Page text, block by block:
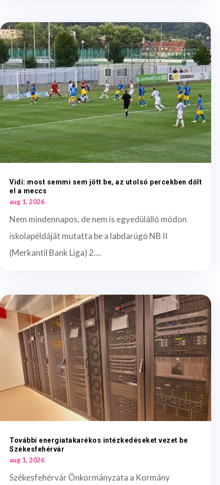
Vidi: most semmi sem jött be, az utolsó percekben dőlt
el a meccs
aug 1, 2026
Nem mindennapos, de nem is egyedülálló módon
iskolapéldáját mutatta be a labdarúgó NB II
(Merkantil Bank Liga) 2....
További energiatakarékos intézkedéseket vezet be
Székesfehérvár
aug 1, 2026
Székesfehérvár Önkormányzata a Kormány